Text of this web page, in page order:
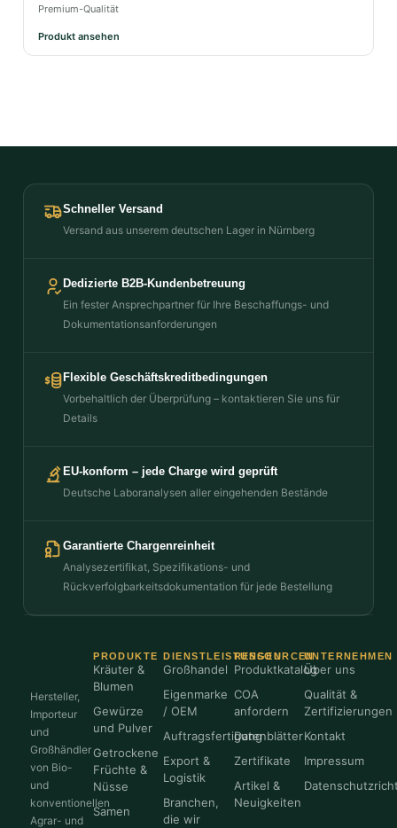
Premium-Qualität
Produkt ansehen
Schneller Versand
Versand aus unserem deutschen Lager in Nürnberg
Dedizierte B2B-Kundenbetreuung
Ein fester Ansprechpartner für Ihre Beschaffungs- und
Dokumentationsanforderungen
Flexible Geschäftskreditbedingungen
Vorbehaltlich der Überprüfung – kontaktieren Sie uns für
Details
EU-konform – jede Charge wird geprüft
Deutsche Laboranalysen aller eingehenden Bestände
Garantierte Chargenreinheit
Analysezertifikat, Spezifikations- und
Rückverfolgbarkeitsdokumentation für jede Bestellung
Hersteller,
Importeur
und
Großhändler
von Bio-
und
konventionellen
Agrar- und
PRODUKTE
Kräuter &
Blumen
Gewürze
und Pulver
Getrockene
Früchte &
Nüsse
Samen
DIENSTLEISTUNGEN
Großhandel
Eigenmarke
/ OEM
Auftragsfertigung
Export &
Logistik
Branchen,
die wir
RESSOURCEN
Produktkatalog
COA
anfordern
Datenblätter
Zertifikate
Artikel &
Neuigkeiten
UNTERNEHMEN
Über uns
Qualität &
Zertifizierungen
Kontakt
Impressum